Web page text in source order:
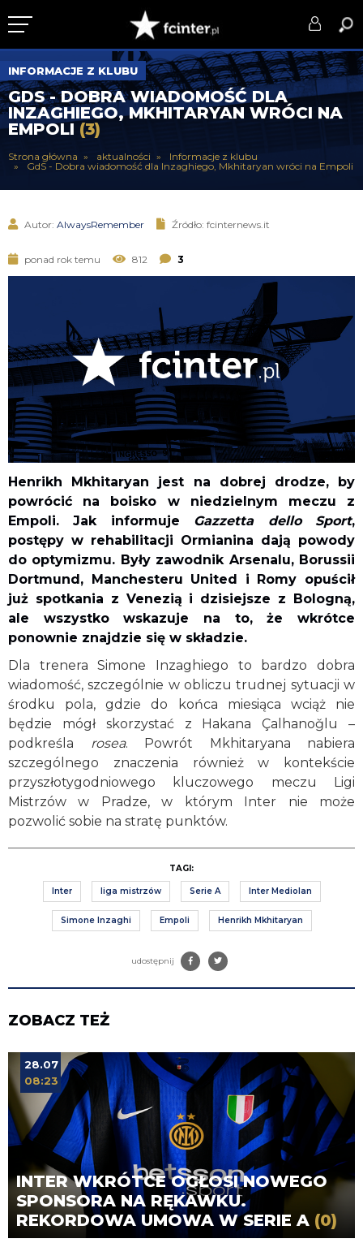
KLUB
DRUŻYNA
SERIE A
PUCHARY
INFORMACJE Z KLUBU
GDS - DOBRA WIADOMOŚĆ DLA
INZAGHIEGO, MKHITARYAN WRÓCI NA
EMPOLI (3)
Strona główna aktualności
Informacje z klubu
GdS - Dobra wiadomość dla Inzaghiego, Mkhitaryan wróci na Empoli
Autor: AlwaysRemember Źródło: fcinternews.it
ponad rok temu 812 3
Henrikh Mkhitaryan jest na dobrej drodze, by
powrócić na boisko w niedzielnym meczu z
Empoli. Jak informuje Gazzetta dello Sport,
postępy w rehabilitacji Ormianina dają powody
do optymizmu. Były zawodnik Arsenalu, Borussii
Dortmund, Manchesteru United i Romy opuścił
już spotkania z Venezią i dzisiejsze z Bologną,
ale wszystko wskazuje na to, że wkrótce
ponownie znajdzie się w składzie.
Dla trenera Simone Inzaghiego to bardzo dobra
wiadomość, szczególnie w obliczu trudnej sytuacji w
środku pola, gdzie do końca miesiąca wciąż nie
będzie mógł skorzystać z Hakana Çalhanoğlu –
podkreśla
rosea. Powrót Mkhitaryana nabiera
szczególnego znaczenia również w kontekście
przyszłotygodniowego kluczowego meczu Ligi
Mistrzów w Pradze, w którym Inter nie może
pozwolić sobie na stratę punktów.
TAGI:
Inter liga mistrzów Serie A Inter Mediolan
Simone Inzaghi Empoli Henrikh Mkhitaryan
udostępnij
ZOBACZ TEŻ
INTER WKRÓTCE OGŁOSI NOWEGO
SPONSORA NA RĘKAWKU.
REKORDOWA UMOWA W SERIE A (0)
28.07
08:23